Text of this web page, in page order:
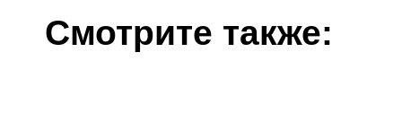
Смотрите также: